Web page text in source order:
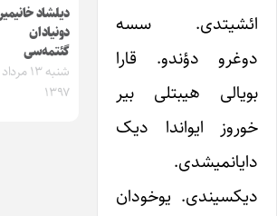
ائشیتدی. سسه
دوغرو دؤندو. قارا
بویالی هیبتلی بیر
خوروز ایواندا دیک
دایانمیشدی.
دیکسیندی. یوخودان
دیلشاد خانیمین
دونیادان
گئتمه‌سی
شنبه ۱۳ مرداد
۱۳۹۷